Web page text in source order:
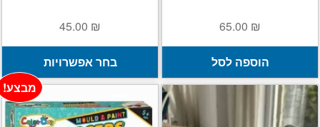
65.00 ₪
הוספה לסל
45.00 ₪
בחר אפשרויות
מבצע!